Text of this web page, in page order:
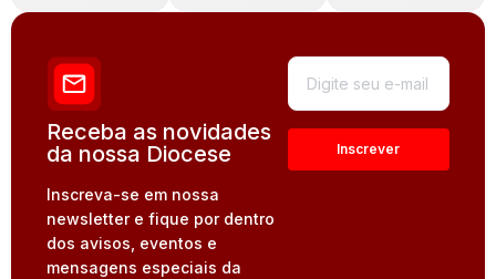
Receba as novidades
da nossa Diocese
Inscreva-se em nossa
newsletter e fique por dentro
dos avisos, eventos e
mensagens especiais da